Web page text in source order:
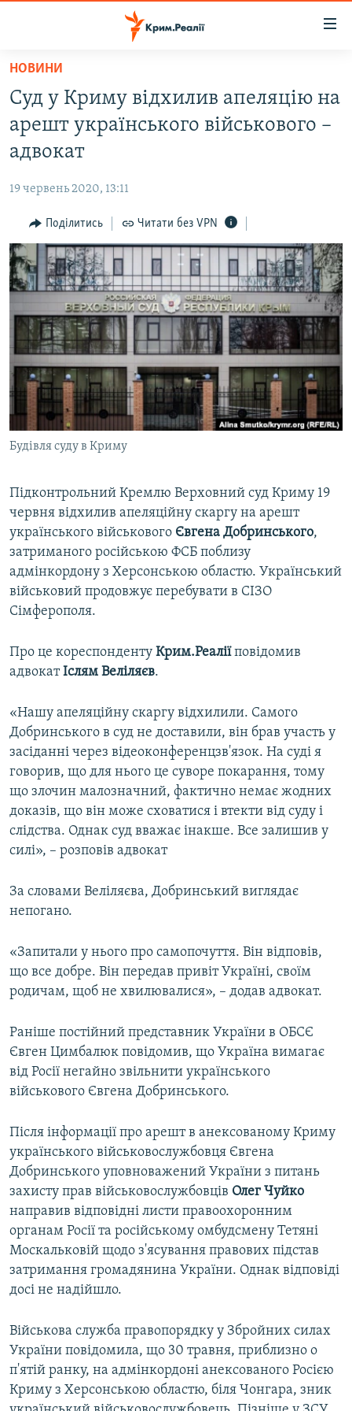
Перейти
основного
матеріалу
Перейти
до
основної
навігації
Перейти
до
пошуку
ВОДА.КРИМ
ВІДЕО ТА ФОТО
БЛОГИ
ПОГЛЯД
ІНТЕРВ'Ю
ВСЕ ЗА ДЕНЬ
СПЕЦПРОЕКТИ
ДЕПОРТАЦІЯ
ВІДЕОУРОКИ «ELIFBE»
СВІДЧЕННЯ ОКУПАЦІЇ
УКРАЇНСЬКА ПРОБЛЕМА КРИМУ
ІНФОГРАФІКА
ЯК ОБІЙТИ БЛОКУВАННЯ
Русский
Qırımtatar
ДОЛУЧАЙСЯ!
Усі сайти RFE/RL
НОВИНИ
Суд у Криму відхилив апеляцію на
арешт українського військового –
адвокат
19 червень 2020, 13:11
Поділитись Читати без VPN
Будівля суду в Криму
Підконтрольний Кремлю Верховний суд Криму 19
червня відхилив апеляційну скаргу на арешт
українського військового Євгена Добринського,
затриманого російською ФСБ поблизу
адмінкордону з Херсонською областю. Український
військовий продовжує перебувати в СІЗО
Сімферополя.
Про це кореспонденту Крим.Реаліїповідомив
адвокатІслям Веліляєв.
«Нашу апеляційну скаргу відхилили. Самого
Добринського в суд не доставили, він брав участь у
засіданні через відеоконференцзв'язок. На суді я
говорив, що для нього це суворе покарання, тому
що злочин малозначний, фактично немає жодних
доказів, що він може сховатися і втекти від суду і
слідства. Однак суд вважає інакше. Все залишив у
силі», – розповів адвокат
За словами Веліляєва, Добринський виглядає
непогано.
«Запитали у нього про самопочуття. Він відповів,
що все добре. Він передав привіт Україні, своїм
родичам, щоб не хвилювалися», – додав адвокат.
Раніше постійний представник України в ОБСЄ
Євген Цимбалюк повідомив, що Україна вимагає
від Росії негайно звільнити українського
військового Євгена Добринського.
Після інформації про арешт в анексованому Криму
українського військовослужбовця Євгена
Добринського уповноважений України з питань
захисту прав військовослужбовців Олег Чуйко
направив відповідні листи правоохоронним
органам Росії та російському омбудсмену Тетяні
Москальковій щодо з'ясування правових підстав
затримання громадянина України. Однак відповіді
досі не надійшло.
Військова служба правопорядку у Збройних силах
України повідомила, що 30 травня, приблизно о
п'ятій ранку, на адмінкордоні анексованого Росією
Криму з Херсонською областю, біля Чонгара, зник